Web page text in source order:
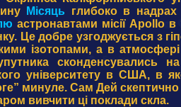
Місяць глибоко в
астронавтами місії Apollo
Це добре узгоджується з
ізотопами, а в
сконденсувались
університету в США, в
минуле. Сам Дей скептично
вивчити ці поклади скла.